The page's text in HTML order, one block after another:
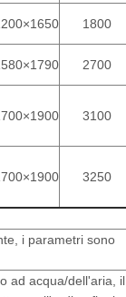
1800
2700
3100
3250
i parametri sono
ad acqua/dell'aria, il